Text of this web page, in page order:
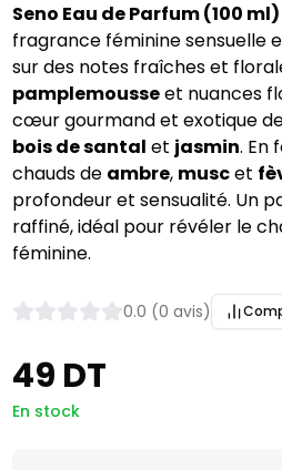
Seno Eau de Parfum (100 ml)
fragrance féminine sensuelle
sur des notes fraîches et
pamplemousseet nuances
cœur gourmand et exotique
bois de santal et jasmin. En
chauds de ambre, muscet
profondeur et sensualité. Un
raffiné, idéal pour révéler le
féminine.
0.0 (0 avis)
49 DT
En stock